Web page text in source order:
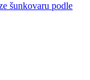
šunkovaru podle